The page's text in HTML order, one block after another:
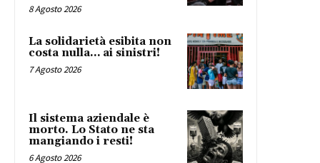
8 Agosto 2026
La solidarietà esibita non
costa nulla… ai sinistri!
7 Agosto 2026
Il sistema aziendale è
morto. Lo Stato ne sta
mangiando i resti!
6 Agosto 2026